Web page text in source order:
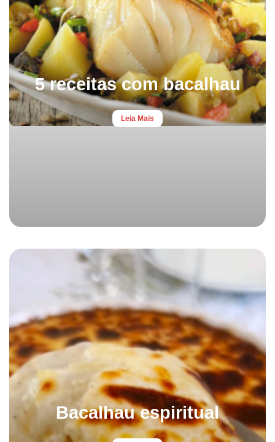
5 receitas com bacalhau
Leia Mais
Bacalhau espiritual